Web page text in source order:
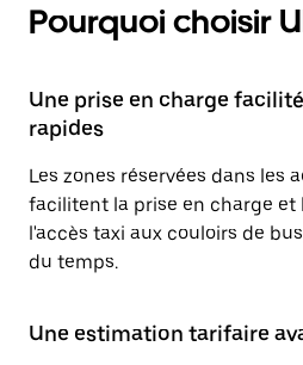
Pourquoi choisir
Une prise en charge
rapides
Les zones réservées dans les
facilitent la prise en charge et
l'accès taxi aux couloirs de
du temps.
Une estimation tarifaire